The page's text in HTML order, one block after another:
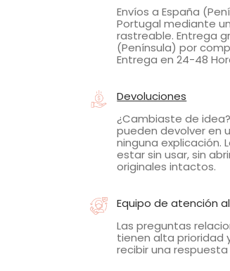
Envíos a España
Portugal mediante
rastreable. Entrega
(Península) por
Entrega en 24-48
Devoluciones
¿Cambiaste de
pueden devolver en
ninguna explicación.
estar sin usar, sin
originales intactos.
Equipo de atención
Las preguntas
tienen alta prioridad
recibir una